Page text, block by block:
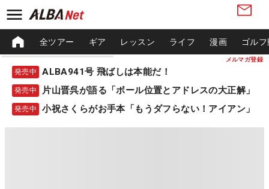
メルマガ登録
全ツアー ギア レッスン ライフ 漫画 ゴル
発売中 ALBA941号 飛ばしは本能だ！
発売中 片山晋呉が語る「ボール位置とアドレスの大正解」
発売中 小祝さくらがお手本「もうダフらない！アイアン」